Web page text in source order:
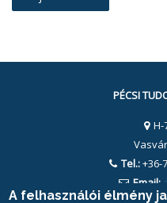
PÉCSI
H-
Tel.:+36-
Email:
A felhasználói élmény